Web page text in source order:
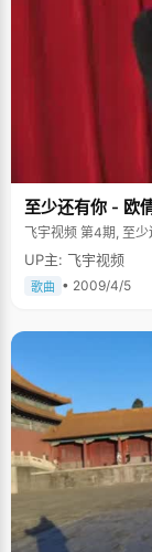
至少还有你 - 欧
飞宇视频 第4期, 至
UP主: 飞宇视频
歌曲 • 2009/4/5